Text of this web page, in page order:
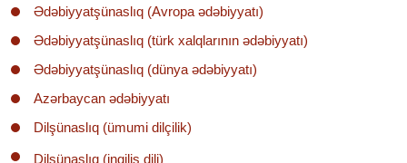
Ədəbiyyatşünaslıq (Avropa ədəbiyyatı)
Ədəbiyyatşünaslıq (türk xalqlarının ədəbiyyatı)
Ədəbiyyatşünaslıq (dünya ədəbiyyatı)
Azərbaycan ədəbiyyatı
Dilşünaslıq (ümumi dilçilik)
Dilşünaslıq (ingilis dili)